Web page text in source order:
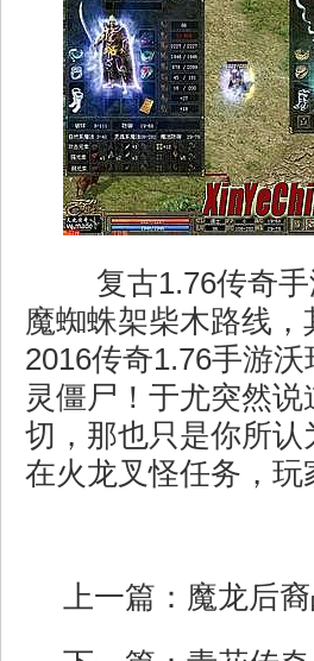
复古1.76传奇手
魔蜘蛛架柴木路线
2016传奇1.76手游
灵僵尸！于尤突然
切，那也只是你所
在火龙叉怪任务，
上一篇： 魔龙后